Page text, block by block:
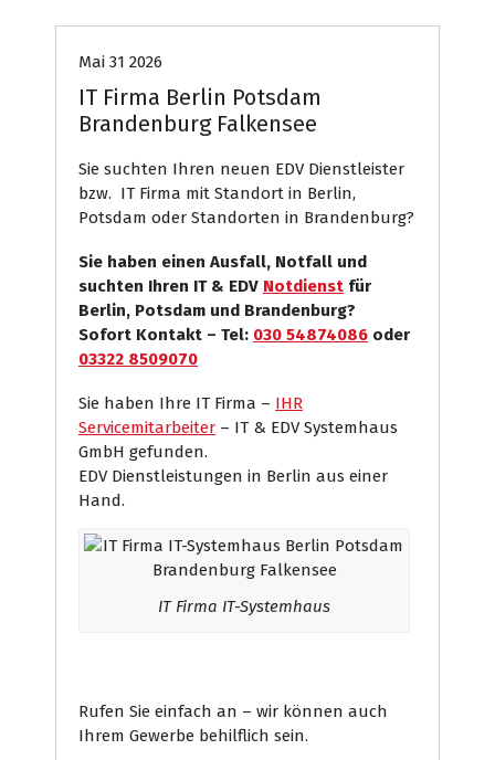
Mai 31 2026
IT Firma Berlin Potsdam
Brandenburg Falkensee
Sie suchten Ihren neuen EDV Dienstleister
bzw. IT Firma mit Standort in Berlin,
Potsdam oder Standorten in Brandenburg?
Sie haben einen Ausfall, Notfall und
suchten Ihren IT & EDV Notdienst für
Berlin, Potsdam und Brandenburg?
Sofort Kontakt – Tel: 030 54874086 oder
03322 8509070
Sie haben Ihre IT Firma – IHR
Servicemitarbeiter – IT & EDV Systemhaus
GmbH gefunden.
EDV Dienstleistungen in Berlin aus einer
Hand.
IT Firma IT-Systemhaus
Rufen Sie einfach an – wir können auch
Ihrem Gewerbe behilflich sein.